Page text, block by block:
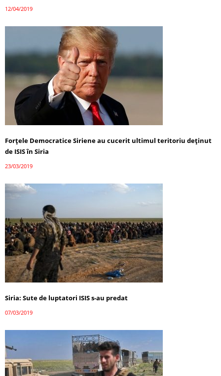
12/04/2019
Forţele Democratice Siriene au cucerit ultimul teritoriu deţinut
de ISIS în Siria
23/03/2019
Siria: Sute de luptatori ISIS s-au predat
07/03/2019